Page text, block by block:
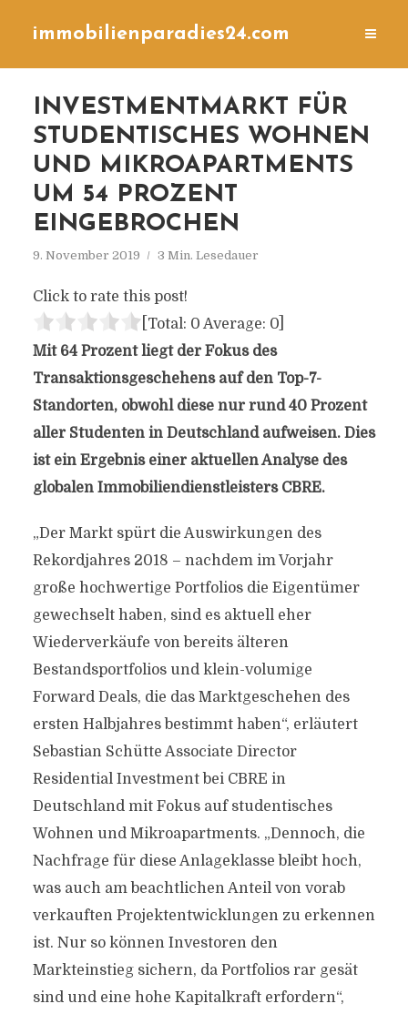
immobilienparadies24.com
INVESTMENTMARKT FÜR
STUDENTISCHES WOHNEN
UND MIKROAPARTMENTS
UM 54 PROZENT
EINGEBROCHEN
9. November 2019 3 Min. Lesedauer
Click to rate this post!
[Total: 0 Average: 0]
Mit 64 Prozent liegt der Fokus des
Transaktionsgeschehens auf den Top-7-
Standorten, obwohl diese nur rund 40 Prozent
aller Studenten in Deutschland aufweisen. Dies
ist ein Ergebnis einer aktuellen Analyse des
globalen Immobiliendienstleisters CBRE.
„Der Markt spürt die Auswirkungen des
Rekordjahres 2018 – nachdem im Vorjahr
große hochwertige Portfolios die Eigentümer
gewechselt haben, sind es aktuell eher
Wiederverkäufe von bereits älteren
Bestandsportfolios und klein-volumige
Forward Deals, die das Marktgeschehen des
ersten Halbjahres bestimmt haben“, erläutert
Sebastian Schütte Associate Director
Residential Investment bei CBRE in
Deutschland mit Fokus auf studentisches
Wohnen und Mikroapartments. „Dennoch, die
Nachfrage für diese Anlageklasse bleibt hoch,
was auch am beachtlichen Anteil von vorab
verkauften Projektentwicklungen zu erkennen
ist. Nur so können Investoren den
Markteinstieg sichern, da Portfolios rar gesät
sind und eine hohe Kapitalkraft erfordern“,